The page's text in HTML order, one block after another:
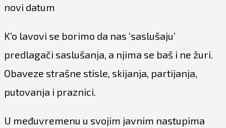
novi datum
K’o lavovi se borimo da nas ‘saslušaju’
predlagači saslušanja, a njima se baš i ne žuri.
Obaveze strašne stisle, skijanja, partijanja,
putovanja i praznici.
U međuvremenu u svojim javnim nastupima